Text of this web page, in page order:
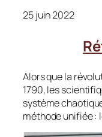
25 juin 2022
Alors que la
1790, les
système
méthode unifiée :